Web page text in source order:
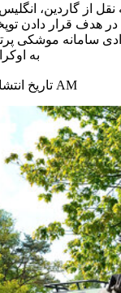
نقل از گاردین،
هدف قرار دادن
به
تاریخ 6/6/2022 8:51:02 AM